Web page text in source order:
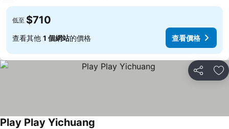
低至 $710
查看其他 1 個網站的價格 查看價格
分享 加
Play Play Yichuang